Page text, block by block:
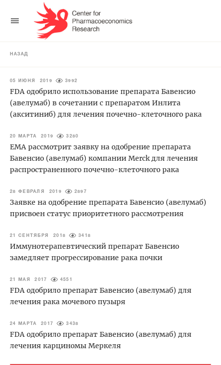
НАЗАД
05 ИЮНЯ 2019 3992
FDA одобрило использование препарата Бавенсио
(авелумаб) в сочетании с препаратом Инлита
(акситиниб) для лечения почечно-клеточного рака
20 МАРТА 2019 3280
ЕМА рассмотрит заявку на одобрение препарата
Бавенсио (авелумаб) компании Merck для лечения
распространенного почечно-клеточного рака
28 ФЕВРАЛЯ 2019 2897
Заявке на одобрение препарата Бавенсио (авелумаб)
присвоен статус приоритетного рассмотрения
21 СЕНТЯБРЯ 2018 3418
Иммунотерапевтический препарат Бавенсио
замедляет прогрессирование рака почки
21 МАЯ 2017 4551
FDA одобрило препарат Бавенсио (авелумаб) для
лечения рака мочевого пузыря
24 МАРТА 2017 3438
FDA одобрило препарат Бавенсио (авелумаб) для
лечения карциномы Меркеля